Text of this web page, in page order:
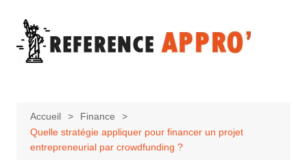
contenu
Accueil
Finance
Quelle stratégie appliquer pour financer un projet
entrepreneurial par crowdfunding ?